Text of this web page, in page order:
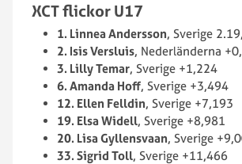
XCT flickor U17
1. Linnea Andersson, Sverige
2. Isis Versluis, Nederländerna
3. Lilly Temar, Sverige +1,224
6. Amanda Hoff, Sverige +3,494
12. Ellen Felldin, Sverige +7,193
19. Elsa Widell, Sverige +8,981
20. Lisa Gyllensvaan, Sverige
33. Sigrid Toll, Sverige +11,466